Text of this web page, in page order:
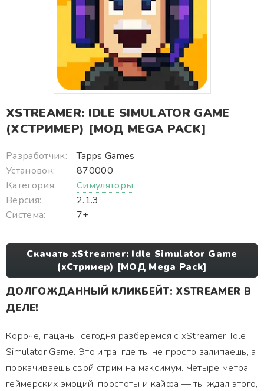
XSTREAMER: IDLE SIMULATOR GAME
(ХСТРИМЕР) [МОД MEGA PACK]
Разработчик:
Tapps Games
Установок:
870000
Категория:
Симуляторы
Версия:
2.1.3
Система:
7+
Скачать xStreamer: Idle Simulator Game
(хСтример) [МОД Mega Pack]
ДОЛГОЖДАННЫЙ КЛИКБЕЙТ: XSTREAMER В
ДЕЛЕ!
Короче, пацаны, сегодня разберёмся с xStreamer: Idle
Simulator Game. Это игра, где ты не просто залипаешь, а
прокачиваешь свой стрим на максимум. Четыре метра
геймерских эмоций, простоты и кайфа — ты ждал этого,